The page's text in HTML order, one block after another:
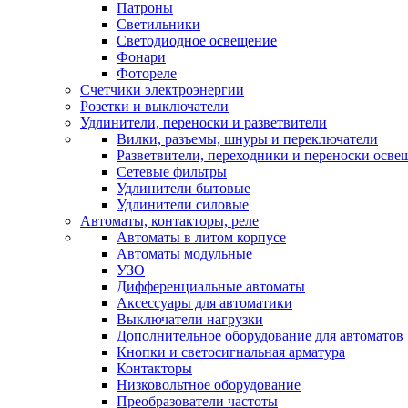
Патроны
Светильники
Светодиодное освещение
Фонари
Фотореле
Счетчики электроэнергии
Розетки и выключатели
Удлинители, переноски и разветвители
Вилки, разъемы, шнуры и переключатели
Разветвители, переходники и переноски
Сетевые фильтры
Удлинители бытовые
Удлинители силовые
Автоматы, контакторы, реле
Автоматы в литом корпусе
Автоматы модульные
УЗО
Дифференциальные автоматы
Аксессуары для автоматики
Выключатели нагрузки
Дополнительное оборудование для автоматов
Кнопки и светосигнальная арматура
Контакторы
Низковольтное оборудование
Преобразователи частоты